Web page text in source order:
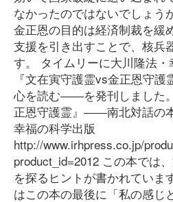
なかったのではないでしょう
金正恩の目的は経済制裁を緩
支援を引き出すことで、核兵
す。 タイムリーに大川隆法・
『文在寅守護霊vs金正恩守
心を読む――を発刊しました
正恩守護霊』――南北対話の
幸福の科学出版
http://www.irhpress.co.jp/
product_id=2012 この本では
を探るヒントが書かれていま
はこの本の最後に「私の感じ